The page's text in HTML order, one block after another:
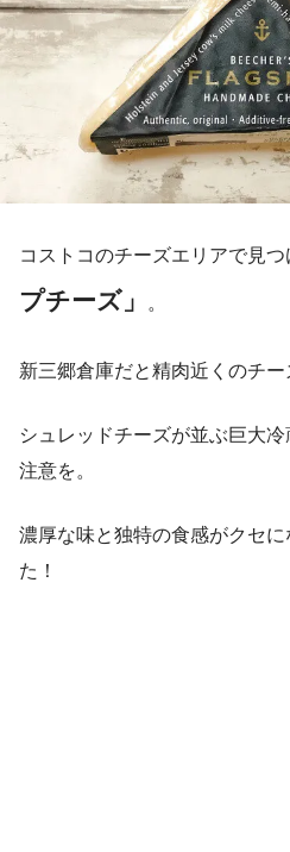
コストコのチーズエリアで見つ
プチーズ」
。
新三郷倉庫だと精肉近くのチー
シュレッドチーズが並ぶ巨大
注意を。
濃厚な味と独特の食感がクセ
た！